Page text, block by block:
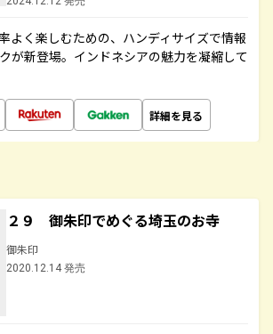
よく楽しむための、ハンディサイズで情報
が新登場。インドネシアの魅力を凝縮して
詳細を見る
２９ 御朱印でめぐる埼玉のお寺
御朱印
2020.12.14 発売